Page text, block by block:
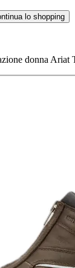
lo shopping
donna Ariat